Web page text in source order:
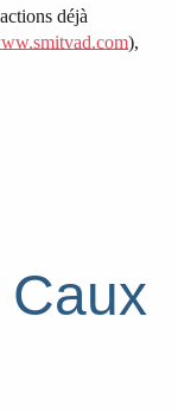
déjà
),
Caux